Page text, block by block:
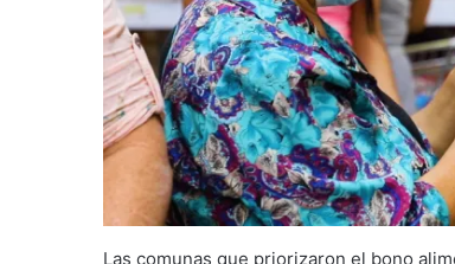
Las comunas que priorizaron el bono